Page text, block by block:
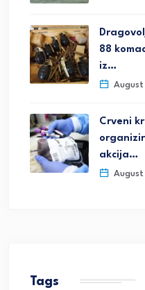
88
iz…
Crveni
akcija…
Tags